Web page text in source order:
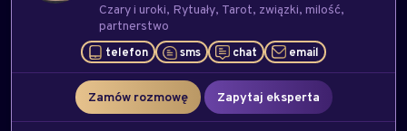
Czary i uroki Rytuały Tarot związki milość
partnerstwo
telefon sms chat email
Zamów rozmowę Zapytaj eksperta